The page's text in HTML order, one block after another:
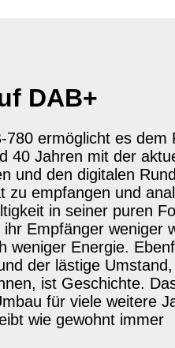
DAB+
780 ermöglicht es dem
40 Jahren mit der
und den digitalen
zu empfangen und
in seiner puren
Empfänger weniger
weniger Energie.
der lästige
ist Geschichte.
für viele weitere
wie gewohnt immer